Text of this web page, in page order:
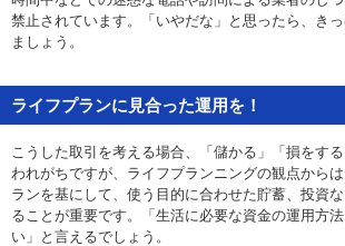
禁止されています。「いやだな」と思ったら、き
ましょう。
ライフプランに見合った運用を！
こうした取引を考える場合、「儲かる」「損をす
われがちですが、ライフプランニングの観点から
ランを基にして、使う目的に合わせた貯蓄、投資
ることが重要です。「生活に必要な資金の運用方
い」と言えるでしょう。